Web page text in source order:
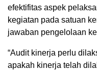
efektifitas aspek
kegiatan pada satuan
jawaban pengelolaan
“Audit kinerja perlu
apakah kinerja telah